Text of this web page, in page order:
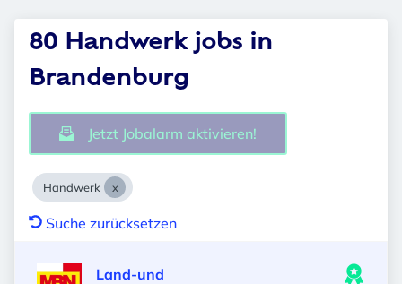
80 Handwerk jobs in
Brandenburg
Jetzt Jobalarm aktivieren!
Handwerk
Suche zurücksetzen
Land-und